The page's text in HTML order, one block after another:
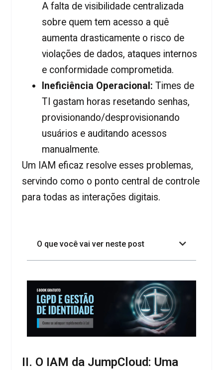
A falta de visibilidade centralizada
sobre quem tem acesso a quê
aumenta drasticamente o risco de
violações de dados, ataques internos
e conformidade comprometida.
Ineficiência Operacional: Times de
TI gastam horas resetando senhas,
provisionando/desprovisionando
usuários e auditando acessos
manualmente.
Um IAM eficaz resolve esses problemas,
servindo como o ponto central de controle
para todas as interações digitais.
O que você vai ver neste post
II. O IAM da JumpCloud: Uma